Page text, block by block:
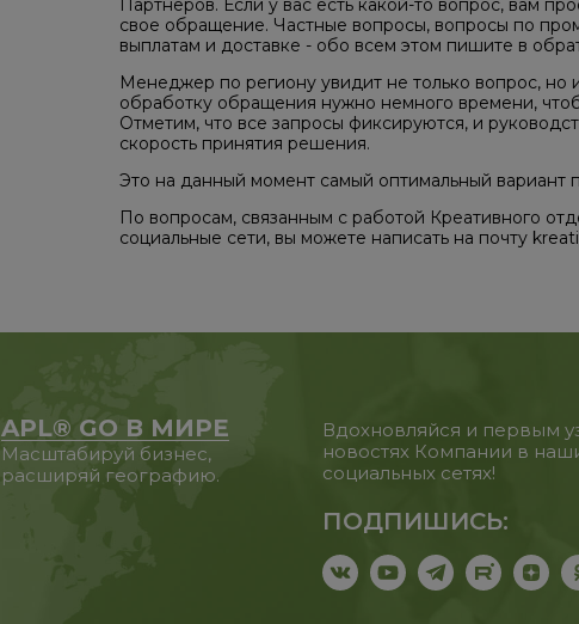
Партнеров. Если у вас есть какой-то вопрос, вам
свое обращение. Частные вопросы, вопросы по
выплатам и доставке - обо всем этом пишите в
Менеджер по региону увидит не только вопрос,
обработку обращения нужно немного времени,
Отметим, что все запросы фиксируются, и
скорость принятия решения.
Это на данный момент самый оптимальный
По вопросам, связанным с работой Креативного
социальные сети, вы можете написать на почту
APL® GO В МИРЕ
Масштабируй бизнес,
расширяй географию.
Вдохновляйся и первым
новостях Компании в
социальных сетях!
ПОДПИШИСЬ: